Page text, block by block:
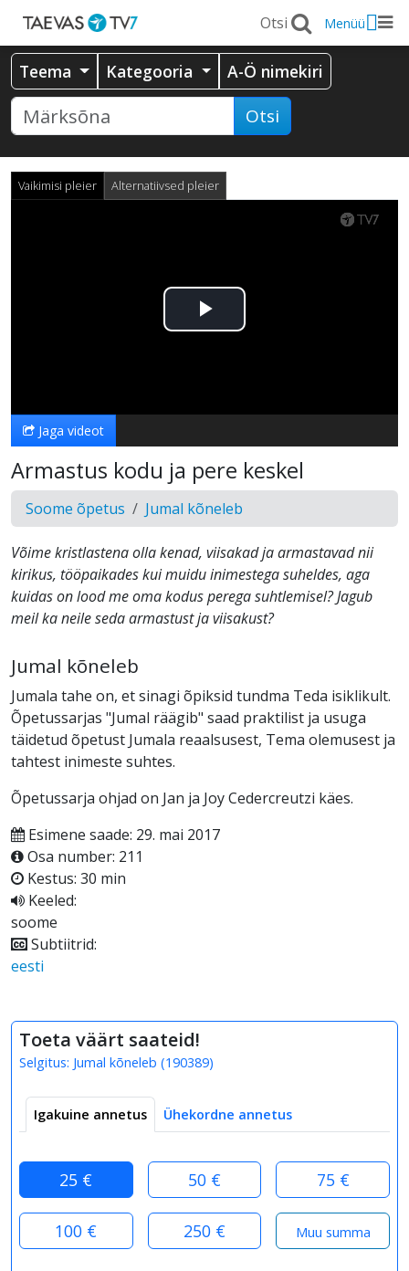
Menüü
Teema Kategooria A-Ö nimekiri
Otsi
Vaikimisi pleier Alternatiivsed pleier
Esita
Jaga videot
Armastus kodu ja pere keskel
Soome õpetus Jumal kõneleb
Võime kristlastena olla kenad, viisakad ja armastavad nii
kirikus, tööpaikades kui muidu inimestega suheldes, aga
kuidas on lood me oma kodus perega suhtlemisel? Jagub
meil ka neile seda armastust ja viisakust?
Jumal kõneleb
Jumala tahe on, et sinagi õpiksid tundma Teda isiklikult.
Õpetussarjas "Jumal räägib" saad praktilist ja usuga
täidetud õpetust Jumala reaalsusest, Tema olemusest ja
tahtest inimeste suhtes.
Õpetussarja ohjad on Jan ja Joy Cedercreutzi käes.
Esimene saade: 29. mai 2017
Osa number: 211
Kestus: 30 min
Keeled:
soome
Subtiitrid:
eesti
Toeta väärt saateid!
Selgitus: Jumal kõneleb (190389)
Igakuine annetus Ühekordne annetus
25 € 50 € 75 €
100 € 250 €